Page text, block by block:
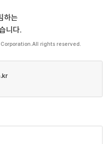
하는
니다.
rights reserved.